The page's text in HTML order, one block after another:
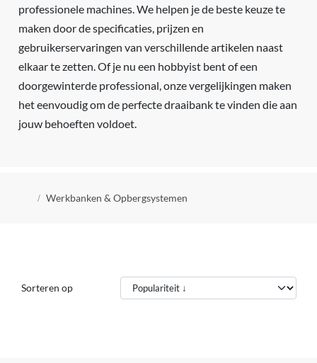
professionele machines. We helpen je de beste keuze te
maken door de specificaties, prijzen en
gebruikerservaringen van verschillende artikelen naast
elkaar te zetten. Of je nu een hobbyist bent of een
doorgewinterde professional, onze vergelijkingen maken
het eenvoudig om de perfecte draaibank te vinden die aan
jouw behoeften voldoet.
Kruimelpad
Werkbanken & Opbergsystemen
Sorteren op